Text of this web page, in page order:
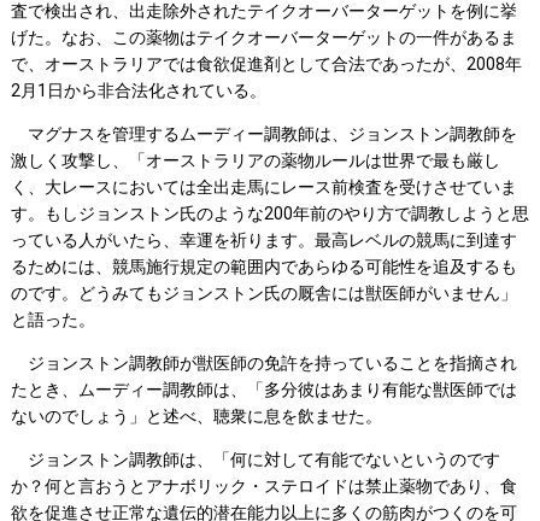
査で検出され、出走除外されたテイクオーバーターゲットを例に挙
げた。なお、この薬物はテイクオーバーターゲットの一件があるま
で、オーストラリアでは食欲促進剤として合法であったが、2008年
2月1日から非合法化されている。
マグナスを管理するムーディー調教師は、ジョンストン調教師を
激しく攻撃し、「オーストラリアの薬物ルールは世界で最も厳し
く、大レースにおいては全出走馬にレース前検査を受けさせていま
す。もしジョンストン氏のような200年前のやり方で調教しようと思
っている人がいたら、幸運を祈ります。最高レベルの競馬に到達す
るためには、競馬施行規定の範囲内であらゆる可能性を追及するも
のです。どうみてもジョンストン氏の厩舎には獣医師がいません」
と語った。
ジョンストン調教師が獣医師の免許を持っていることを指摘され
たとき、ムーディー調教師は、「多分彼はあまり有能な獣医師では
ないのでしょう」と述べ、聴衆に息を飲ませた。
ジョンストン調教師は、「何に対して有能でないというのです
か？何と言おうとアナボリック・ステロイドは禁止薬物であり、食
欲を促進させ正常な遺伝的潜在能力以上に多くの筋肉がつくのを可